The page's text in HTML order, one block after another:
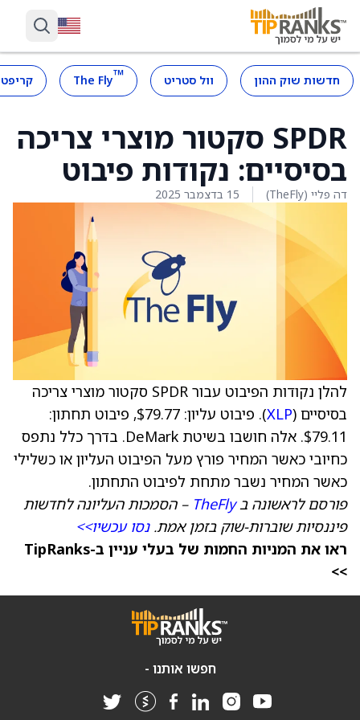
חדשות שוק ההון וול סטריט ™
The Fly
SPDR סקטור מוצרי צריכה
בסיסיים: נקודות פיבוט
דה פליי (TheFly) 15 בדצמבר 2025
להלן נקודות הפיבוט עבור SPDR סקטור מוצרי צריכה
בסיסיים (XLP
). פיבוט עליון: $79.77, פיבוט תחתון:
$79.11. אלה חושבו בשיטת DeMark. בדרך כלל נתפס
כחיובי כאשר המחיר פורץ מעל הפיבוט העליון או כשלילי
כאשר המחיר נשבר מתחת לפיבוט התחתון.
פורסם לראשונה בTheFly – הסמכות העליונה לחדשות
פיננסיות שוברות-שוק בזמן אמת.נסו עכשיו>>
ראו את המניות החמות של בעלי עניין ב-TipRanks
>>
חפשו אותנו -